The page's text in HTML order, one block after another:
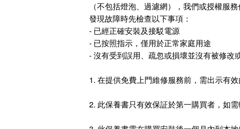
（不包括燈泡、過濾網），我們或授權服
發現故障時先檢查以下事項：
- 已經正確安裝及接駁電源
- 已按照指示，僅用於正常家庭用途
- 沒有受到誤用、疏忽或損壞並沒有被修改
1. 在提供免費上門維修服務前，需出示有
2. 此保養書只有效保証於第一購買者，如